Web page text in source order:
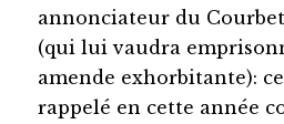
annonciateur du
(qui lui vaudra
amende exhorbitante):
rappelé en cette année